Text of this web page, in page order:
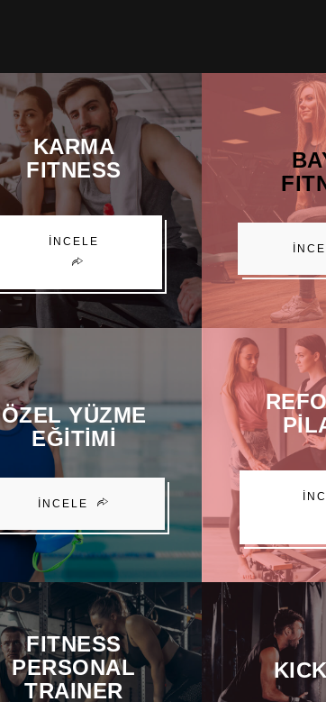
KARMA
FITNESS
İNCELE
ÖZEL YÜZME
EĞITIMI
İNCELE
FITNESS
PERSONAL
TRAINER